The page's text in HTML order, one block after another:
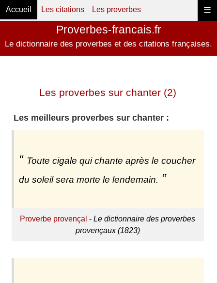
☰
Accueil Les citations Les proverbes
Proverbes-francais.fr
Le dictionnaire des proverbes et des citations françaises.
Les proverbes sur chanter (2)
Les meilleurs proverbes sur chanter :
Toute cigale qui chante après le coucher
du soleil sera morte le lendemain.
Proverbe provençal -Le dictionnaire des proverbes
provençaux (1823)